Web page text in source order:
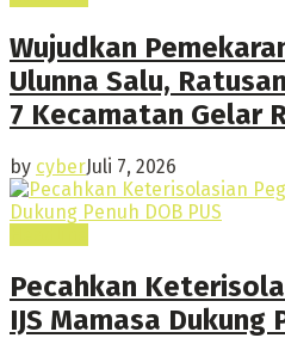
Wujudkan
Ulunna Salu,
7 Kecamatan Gelar
by cyberJuli 7, 2026
Pecahkan
IJS Mamasa Dukung